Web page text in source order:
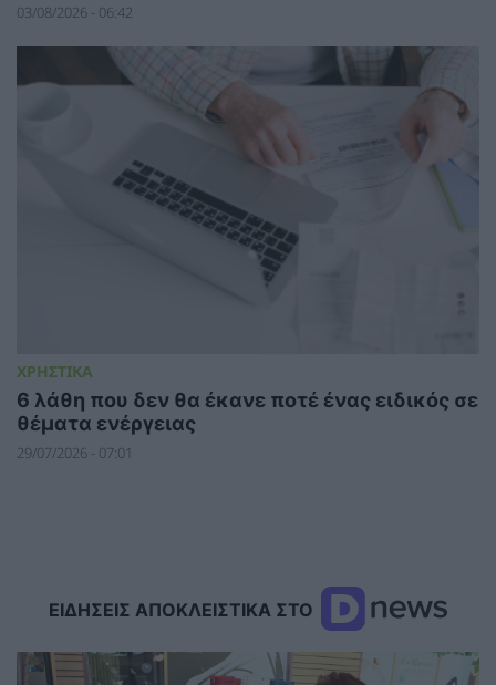
03/08/2026 - 06:42
ΧΡΗΣΤΙΚΑ
6 λάθη που δεν θα έκανε ποτέ ένας ειδικός σε
θέματα ενέργειας
29/07/2026 - 07:01
ΕΙΔΗΣΕΙΣ ΑΠΟΚΛΕΙΣΤΙΚΑ ΣΤΟ